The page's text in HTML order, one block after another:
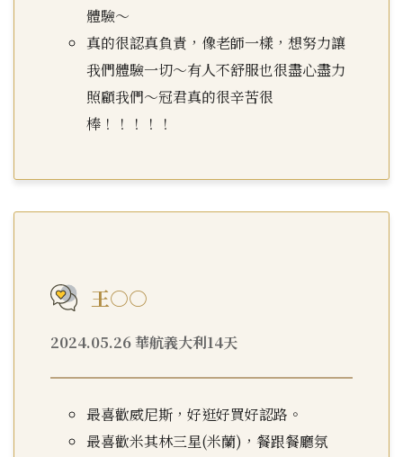
體驗～
真的很認真負責，像老師一樣，想努力讓
我們體驗一切～有人不舒服也很盡心盡力
照顧我們～冠君真的很辛苦很
棒！！！！！
王○○
2024.05.26 華航義大利14天
最喜歡威尼斯，好逛好買好認路。
最喜歡米其林三星(米蘭)，餐跟餐廳氛